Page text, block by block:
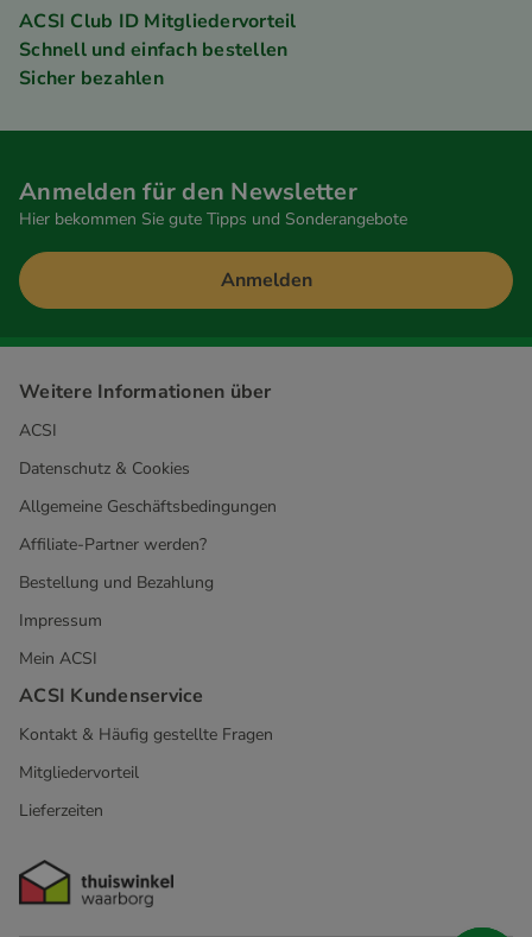
ACSI Club ID Mitgliedervorteil
Schnell und einfach bestellen
Sicher bezahlen
Anmelden für den Newsletter
Hier bekommen Sie gute Tipps und Sonderangebote
Anmelden
Weitere Informationen über
ACSI
Datenschutz & Cookies
Allgemeine Geschäftsbedingungen
Affiliate-Partner werden?
Bestellung und Bezahlung
Impressum
Mein ACSI
ACSI Kundenservice
Kontakt & Häufig gestellte Fragen
Mitgliedervorteil
Lieferzeiten